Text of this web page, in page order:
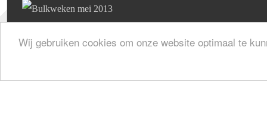
Wij gebruiken cookies om onze website optimaal te